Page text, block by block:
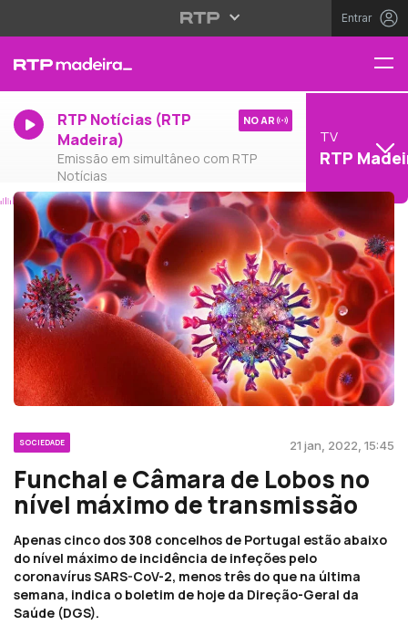
Entrar
RTP Notícias (RTP
Madeira)
Emissão em simultâneo com RTP
Notícias
NO AR
TV
RTP
SOCIEDADE 21 jan, 2022, 15:45
Funchal e Câmara de Lobos no
nível máximo de transmissão
Apenas cinco dos 308 concelhos de Portugal estão abaixo
do nível máximo de incidência de infeções pelo
coronavírus SARS-CoV-2, menos três do que na última
semana, indica o boletim de hoje da Direção-Geral da
Saúde (DGS).